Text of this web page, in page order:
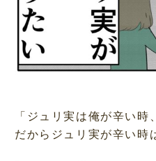
「ジュリ実は俺が辛い時
だからジュリ実が辛い時